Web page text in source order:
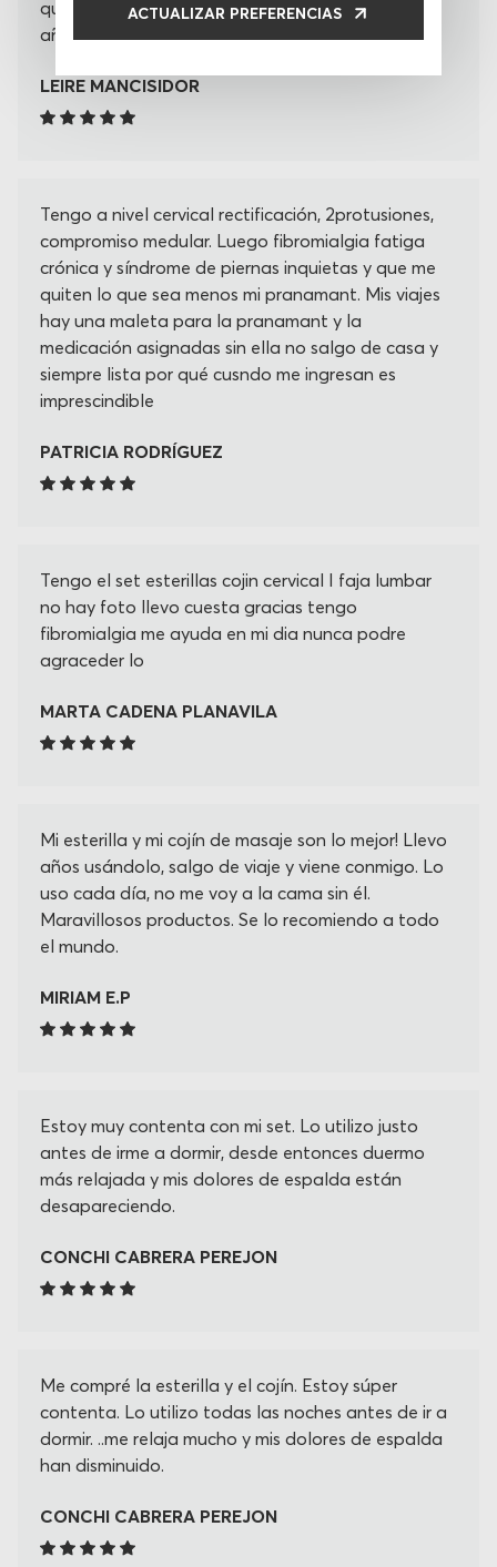
ACTUALIZAR PREFERENCIAS
que ya era hora después de estar con ella tantos
años
LEIRE MANCISIDOR
Tengo a nivel cervical rectificación, 2protusiones,
compromiso medular. Luego fibromialgia fatiga
crónica y síndrome de piernas inquietas y que me
quiten lo que sea menos mi pranamant. Mis viajes
hay una maleta para la pranamant y la
medicación asignadas sin ella no salgo de casa y
siempre lista por qué cusndo me ingresan es
imprescindible
PATRICIA RODRÍGUEZ
Tengo el set esterillas cojin cervical I faja lumbar
no hay foto llevo cuesta gracias tengo
fibromialgia me ayuda en mi dia nunca podre
agraceder lo
MARTA CADENA PLANAVILA
Mi esterilla y mi cojín de masaje son lo mejor! Llevo
años usándolo, salgo de viaje y viene conmigo. Lo
uso cada día, no me voy a la cama sin él.
Maravillosos productos. Se lo recomiendo a todo
el mundo.
MIRIAM E.P
Estoy muy contenta con mi set. Lo utilizo justo
antes de irme a dormir, desde entonces duermo
más relajada y mis dolores de espalda están
desapareciendo.
CONCHI CABRERA PEREJON
Me compré la esterilla y el cojín. Estoy súper
contenta. Lo utilizo todas las noches antes de ir a
dormir. ..me relaja mucho y mis dolores de espalda
han disminuido.
CONCHI CABRERA PEREJON